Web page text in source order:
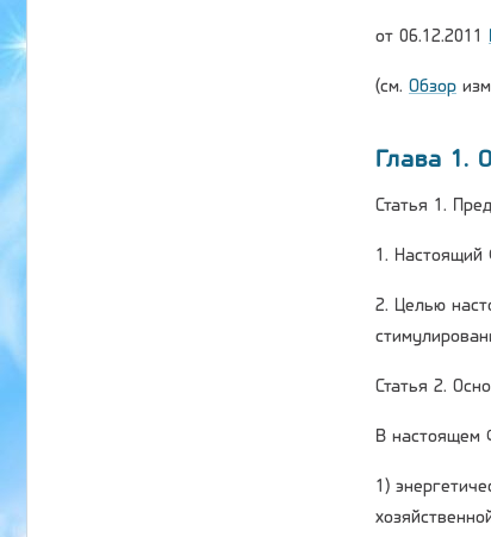
от 06.12.2011
(см. Обзор
Глава
Статья 1.
1. Настоящий
2. Целью
Статья 2.
В настоящем
1)